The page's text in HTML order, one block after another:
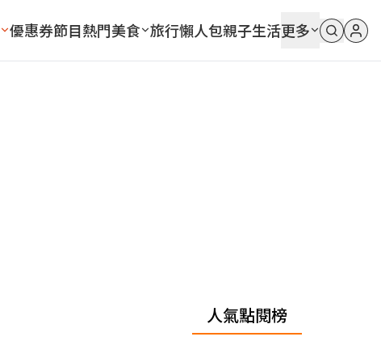
優惠券節目熱門美食 旅行懶人包親子生活更多
人氣點閱榜